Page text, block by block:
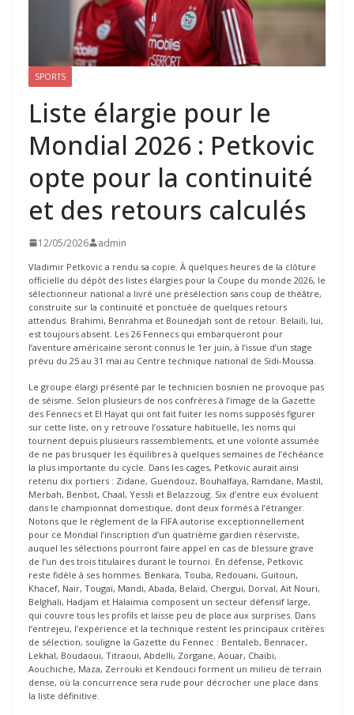
SPORTS
Liste élargie pour le
Mondial 2026 : Petkovic
opte pour la continuité
et des retours calculés
12/05/2026 admin
Vladimir Petkovic a rendu sa copie. À quelques heures de la clôture
officielle du dépôt des listes élargies pour la Coupe du monde 2026, le
sélectionneur national a livré une présélection sans coup de théâtre,
construite sur la continuité et ponctuée de quelques retours
attendus. Brahimi, Benrahma et Bounedjah sont de retour. Belaïli, lui,
est toujours absent. Les 26 Fennecs qui embarqueront pour
l’aventure américaine seront connus le 1er juin, à l’issue d’un stage
prévu du 25 au 31 mai au Centre technique national de Sidi-Moussa.
Le groupe élargi présenté par le technicien bosnien ne provoque pas
de séisme. Selon plusieurs de nos confrères à l’image de la Gazette
des Fennecs et El Hayat qui ont fait fuiter les noms supposés figurer
sur cette liste, on y retrouve l’ossature habituelle, les noms qui
tournent depuis plusieurs rassemblements, et une volonté assumée
de ne pas brusquer les équilibres à quelques semaines de l’échéance
la plus importante du cycle. Dans les cages, Petkovic aurait ainsi
retenu dix portiers : Zidane, Guendouz, Bouhalfaya, Ramdane, Mastil,
Merbah, Benbot, Chaal, Yessli et Belazzoug. Six d’entre eux évoluent
dans le championnat domestique, dont deux formés à l’étranger.
Notons que le règlement de la FIFA autorise exceptionnellement
pour ce Mondial l’inscription d’un quatrième gardien réserviste,
auquel les sélections pourront faire appel en cas de blessure grave
de l’un des trois titulaires durant le tournoi. En défense, Petkovic
reste fidèle à ses hommes. Benkara, Touba, Redouani, Guitoun,
Khacef, Nair, Tougaï, Mandi, Abada, Belaïd, Chergui, Dorval, Aït Nouri,
Belghali, Hadjam et Halaimia composent un secteur défensif large,
qui couvre tous les profils et laisse peu de place aux surprises. Dans
l’entrejeu, l’expérience et la technique restent les principaux critères
de sélection, souligne la Gazette du Fennec : Bentaleb, Bennacer,
Lekhal, Boudaoui, Titraoui, Abdelli, Zorgane, Aouar, Chaïbi,
Aouchiche, Maza, Zerrouki et Kendouci forment un milieu de terrain
dense, où la concurrence sera rude pour décrocher une place dans
la liste définitive.